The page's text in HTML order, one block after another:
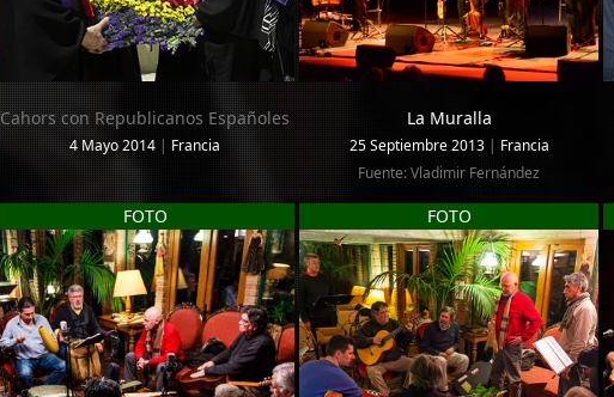
Cahors con Republicanos Españoles
4 Mayo 2014 | Francia
La Muralla
25 Septiembre 2013 | Francia
Fuente: Vladimir Fernández
FOTO FOTO